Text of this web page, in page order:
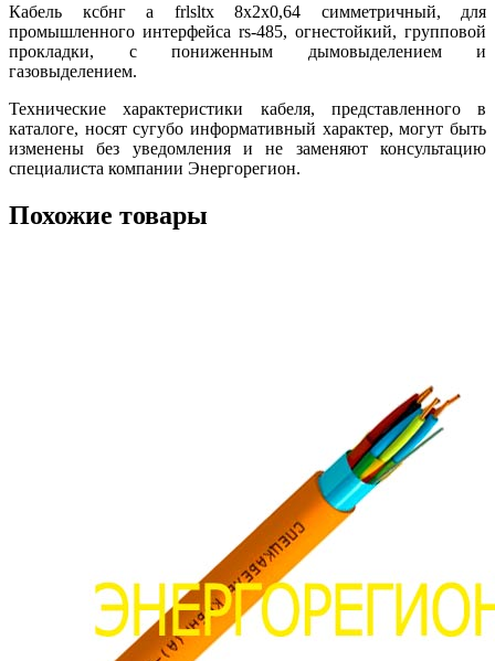
Кабель ксбнг а frlsltx 8х2х0,64 симметричный, для
промышленного интерфейса rs-485, огнестойкий, групповой
прокладки, с пониженным дымовыделением и
газовыделением.
Технические характеристики кабеля, представленного в
каталоге, носят сугубо информативный характер, могут быть
изменены без уведомления и не заменяют консультацию
специалиста компании Энергорегион.
Похожие товары